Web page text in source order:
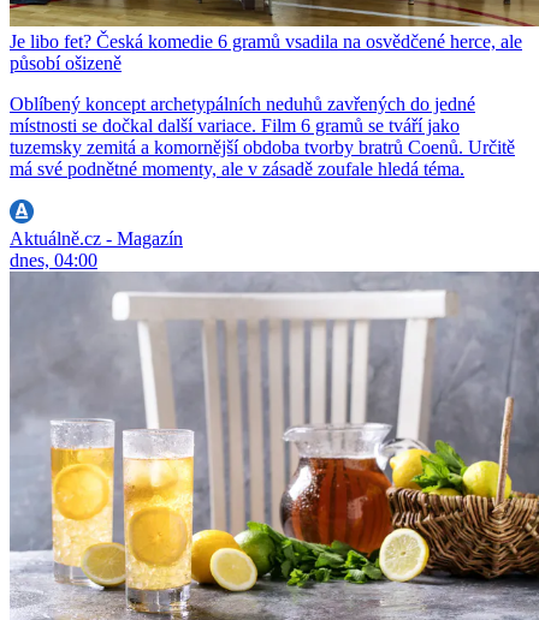
Je libo fet? Česká komedie 6 gramů vsadila na osvědčené herce, ale
působí ošizeně
Oblíbený koncept archetypálních neduhů zavřených do jedné
místnosti se dočkal další variace. Film 6 gramů se tváří jako
tuzemsky zemitá a komornější obdoba tvorby bratrů Coenů. Určitě
má své podnětné momenty, ale v zásadě zoufale hledá téma.
Aktuálně.cz - Magazín
dnes, 04:00